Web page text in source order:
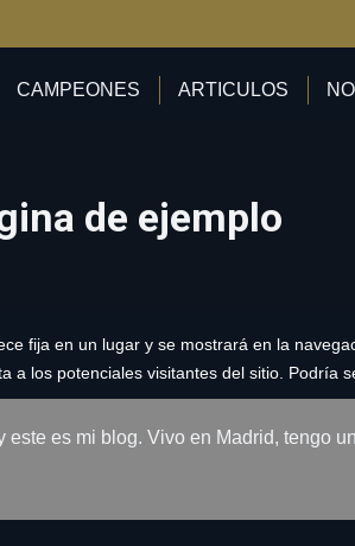
CAMPEONES ARTICULOS
de ejemplo
fija en un lugar y se mostrará en la
a los potenciales visitantes del sitio. Podría
es mi blog. Vivo en Madrid, tengo